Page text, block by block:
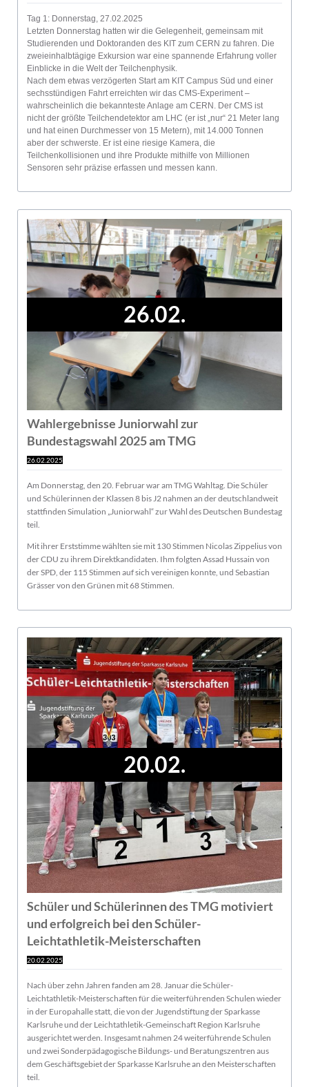
Tag 1: Donnerstag, 27.02.2025
Letzten Donnerstag hatten wir die Gelegenheit, gemeinsam mit
Studierenden und Doktoranden des KIT zum CERN zu fahren. Die
zweieinhalbtägige Exkursion war eine spannende Erfahrung voller
Einblicke in die Welt der Teilchenphysik.
Nach dem etwas verzögerten Start am KIT Campus Süd und einer
sechsstündigen Fahrt erreichten wir das CMS-Experiment –
wahrscheinlich die bekannteste Anlage am CERN. Der CMS ist
nicht der größte Teilchendetektor am LHC (er ist „nur“ 21 Meter lang
und hat einen Durchmesser von 15 Metern), mit 14.000 Tonnen
aber der schwerste. Er ist eine riesige Kamera, die
Teilchenkollisionen und ihre Produkte mithilfe von Millionen
Sensoren sehr präzise erfassen und messen kann.
26.02.
Wahlergebnisse Juniorwahl zur
Bundestagswahl 2025 am TMG
26.02.2025
Am Donnerstag, den 20. Februar war am TMG Wahltag. Die Schüler
und Schülerinnen der Klassen 8 bis J2 nahmen an der deutschlandweit
stattfinden Simulation „Juniorwahl“ zur Wahl des Deutschen Bundestag
teil.
Mit ihrer Erststimme wählten sie mit 130 Stimmen Nicolas Zippelius von
der CDU zu ihrem Direktkandidaten. Ihm folgten Assad Hussain von
der SPD, der 115 Stimmen auf sich vereinigen konnte, und Sebastian
Grässer von den Grünen mit 68 Stimmen.
20.02.
Schüler und Schülerinnen des TMG motiviert
und erfolgreich bei den Schüler-
Leichtathletik-Meisterschaften
20.02.2025
Nach über zehn Jahren fanden am 28. Januar die Schüler-
Leichtathletik-Meisterschaften für die weiterführenden Schulen wieder
in der Europahalle statt, die von der Jugendstiftung der Sparkasse
Karlsruhe und der Leichtathletik-Gemeinschaft Region Karlsruhe
ausgerichtet werden. Insgesamt nahmen 24 weiterführende Schulen
und zwei Sonderpädagogische Bildungs- und Beratungszentren aus
dem Geschäftsgebiet der Sparkasse Karlsruhe an den Meisterschaften
teil.